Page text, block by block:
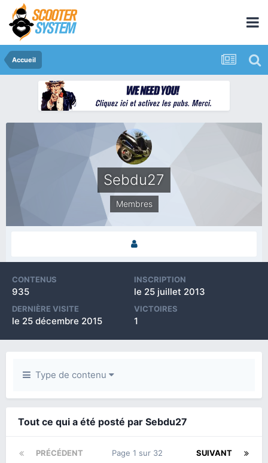
Accueil
Sebdu27
Membres
CONTENUS
935
INSCRIPTION
le 25 juillet 2013
DERNIÈRE VISITE
le 25 décembre 2015
VICTOIRES
1
Type de contenu
Tout ce qui a été posté par Sebdu27
PRÉCÉDENT SUIVANT
Page 1 sur 32